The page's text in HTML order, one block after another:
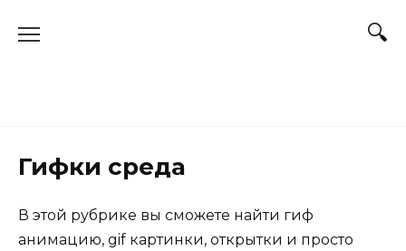
Гифки среда
В этой рубрике вы сможете найти гиф
анимацию, gif картинки, открытки и просто